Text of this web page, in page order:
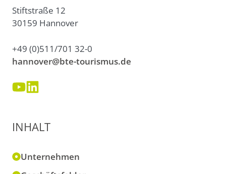
Stiftstraße 12
30159 Hannover
+49 (0)511/701 32-0
hannover@bte-tourismus.de
INHALT
Unternehmen